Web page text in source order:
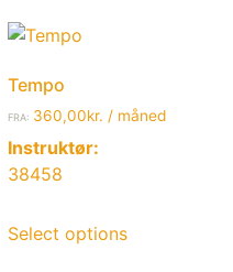
Tempo
FRA: 360,00kr. / måned
Instruktør:
38458
Select options